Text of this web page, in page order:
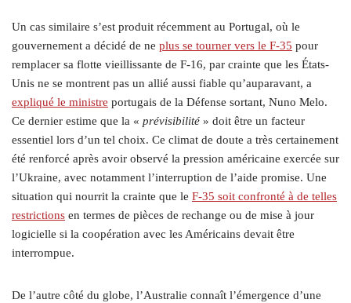
Un cas similaire s’est produit récemment au Portugal, où le
gouvernement a décidé de ne plus se tourner vers le F‑35 pour
remplacer sa flotte vieillissante de F‑16, par crainte que les États-
Unis ne se montrent pas un allié aussi fiable qu’auparavant, a
expliqué le ministre portugais de la Défense sortant, Nuno Melo.
Ce dernier estime que la « prévisibilité » doit être un facteur
essentiel lors d’un tel choix. Ce climat de doute a très certainement
été renforcé après avoir observé la pression américaine exercée sur
l’Ukraine, avec notamment l’interruption de l’aide promise. Une
situation qui nourrit la crainte que le F‑35 soit confronté à de telles
restrictions en termes de pièces de rechange ou de mise à jour
logicielle si la coopération avec les Américains devait être
interrompue.
De l’autre côté du globe, l’Australie connaît l’émergence d’une